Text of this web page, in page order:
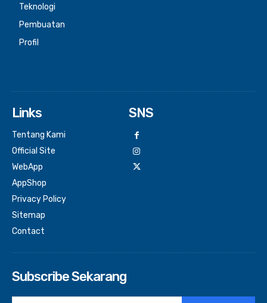
Teknologi
Pembuatan
Profil
Links
Tentang Kami
Official Site
WebApp
AppShop
Privacy Policy
Sitemap
Contact
SNS
Subscribe Sekarang